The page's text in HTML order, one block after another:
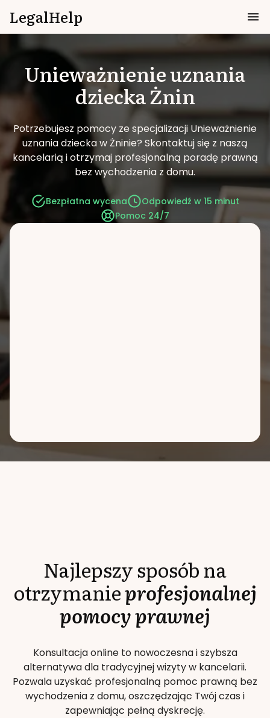
LegalHelp
Unieważnienie uznania
dzieckaŻnin
Potrzebujesz pomocy ze specjalizacji Unieważnienie
uznania dziecka w Żninie? Skontaktuj się z naszą
kancelarią i otrzymaj profesjonalną poradę prawną
bez wychodzenia z domu.
Bezpłatna wycena
Odpowiedź w 15 minut
Pomoc 24/7
Najlepszy sposób na
otrzymanieprofesjonalnej
pomocy prawnej
Konsultacja online to nowoczesna i szybsza
alternatywa dla tradycyjnej wizyty w kancelarii.
Pozwala uzyskać profesjonalną pomoc prawną bez
wychodzenia z domu, oszczędzając Twój czas i
zapewniając pełną dyskrecję.